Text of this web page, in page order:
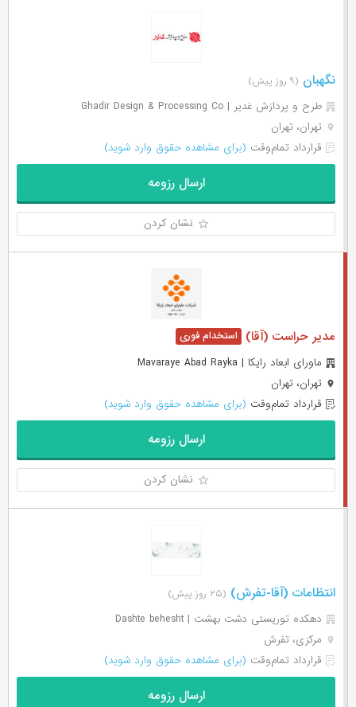
نگهبان (۹ روز پیش)
طرح و پردازش غدیر | Ghadir Design & Processing Co
تهران، تهران
قرارداد تمام‌وقت (برای مشاهده حقوق وارد شوید)
ارسال رزومه
نشان کردن
مدیر حراست (آقا)
ماورای ابعاد رایکا | Mavaraye Abad Rayka
تهران، تهران
قرارداد تمام‌وقت (برای مشاهده حقوق وارد شوید)
ارسال رزومه
نشان کردن
انتظامات (آقا-تفرش) (۲۵ روز پیش)
دهکده توریستی دشت بهشت | Dashte behesht
مرکزی، تفرش
قرارداد تمام‌وقت (برای مشاهده حقوق وارد شوید)
ارسال رزومه